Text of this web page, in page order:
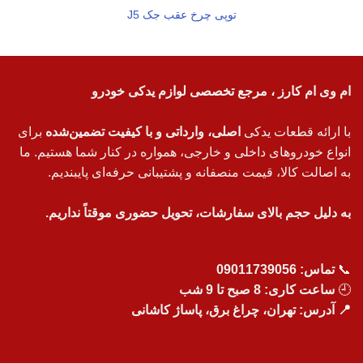
توپی چرخ عقب جک J5
ام وی ام کارز ، مرجع تخصصی لوازم یدکی خودرو
با ارائه قطعات یدکی اصلی، وارداتی و با کیفیت تضمین‌شده برای
انواع خودروهای داخلی و خارجی، همواره در کنار شما هستیم. ما
به اصالت کالا، قیمت منصفانه و پشتیبانی حرفه‌ای پایبندیم.
به دلیل حجم بالای سفارشات، تحویل حضوری موقتاً نداریم.
📞تماس: 09011739056
🕘 ساعت کاری: 8 صبح تا 9 شب
📍 آدرس: تهران، چراغ برق، پاساژ کاشانی